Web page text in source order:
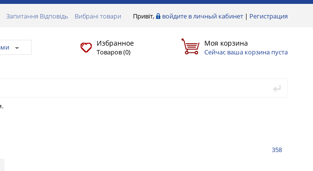
Привіт, войдите в личный кабинет | Регистрация
Запитання Відповідь Вибрані товари
Избранное
Товаров (0)
Моя корзина
Сейчас ваша корзина пуста
358